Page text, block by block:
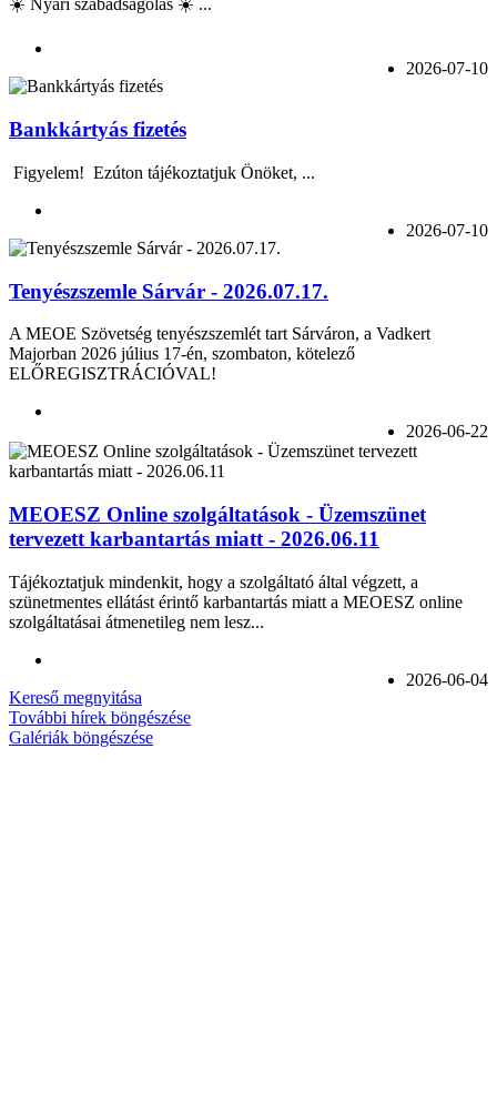
☀️ Nyári szabadságolás ☀️ ...
2026-07-10
Bankkártyás fizetés
Figyelem! Ezúton tájékoztatjuk Önöket, ...
2026-07-10
Tenyészszemle Sárvár - 2026.07.17.
A MEOE Szövetség tenyészszemlét tart Sárváron, a Vadkert
Majorban 2026 július 17-én, szombaton, kötelező
ELŐREGISZTRÁCIÓVAL!
2026-06-22
MEOESZ Online szolgáltatások - Üzemszünet
tervezett karbantartás miatt - 2026.06.11
Tájékoztatjuk mindenkit, hogy a szolgáltató által végzett, a
szünetmentes ellátást érintő karbantartás miatt a MEOESZ online
szolgáltatásai átmenetileg nem lesz...
2026-06-04
Kereső megnyitása
További hírek böngészése
Galériák böngészése